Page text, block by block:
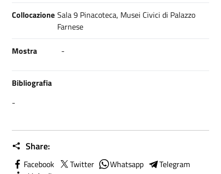
Collocazione Sala 9 Pinacoteca, Musei Civici di Palazzo
Farnese
Mostra -
Bibliografia
-
Share:
Facebook Twitter Whatsapp
Telegram